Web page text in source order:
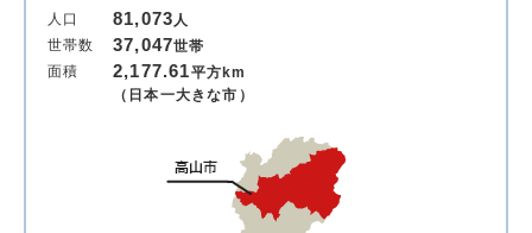
人口 81,073人
世帯数
37,047世帯
面積
2,177.61平方km
（日本一大きな市）